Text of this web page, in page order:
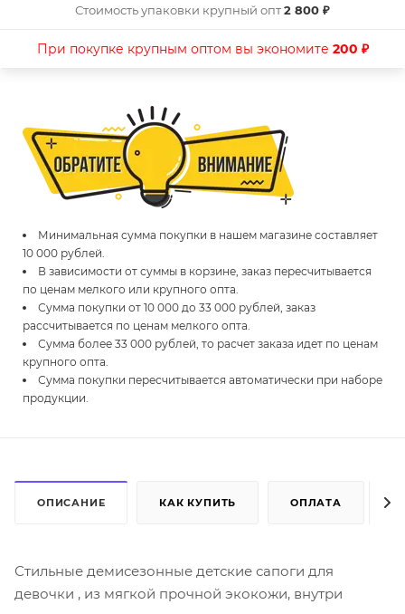
Стоимость упаковки крупный опт2 800 ₽
При покупке крупным оптом вы экономите 200 ₽
Минимальная сумма покупки в нашем магазине составляет
10 000 рублей.
В зависимости от суммы в корзине, заказ пересчитывается
по ценам мелкого или крупного опта.
Сумма покупки от 10 000 до 33 000 рублей, заказ
рассчитывается по ценам мелкого опта.
Сумма более 33 000 рублей, то расчет заказа идет по ценам
крупного опта.
Сумма покупки пересчитывается автоматически при наборе
продукции.
ОПИСАНИЕ КАК КУПИТЬ ОПЛАТА
Стильные демисезонные детские сапоги для
девочки , из мягкой прочной экокожи, внутри